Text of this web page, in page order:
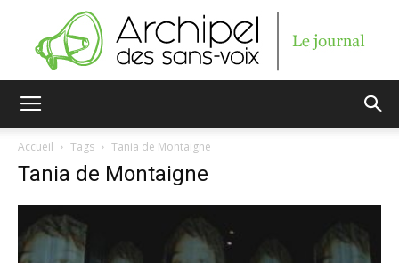
Accueil Tags Tania de Montaigne
Tania de Montaigne